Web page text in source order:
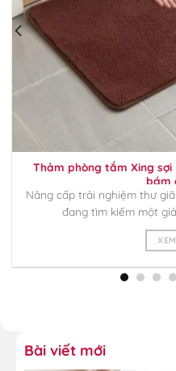
Thảm phòng tắm Xing
bám
Nâng cấp trải nghiệm thư
đang tìm kiếm một
Bài viết mới